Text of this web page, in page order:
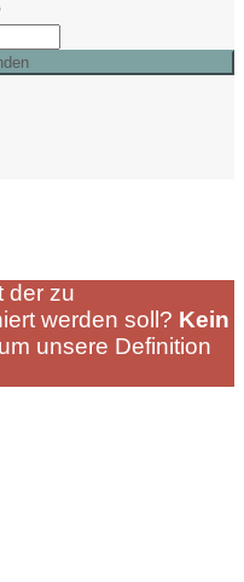
der zu
werden soll? Kein
um unsere Definition